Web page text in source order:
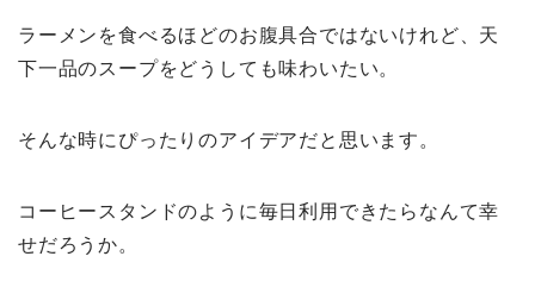
ラーメンを食べるほどのお腹具合ではないけれど、天
下一品のスープをどうしても味わいたい。
そんな時にぴったりのアイデアだと思います。
コーヒースタンドのように毎日利用できたらなんて幸
せだろうか。